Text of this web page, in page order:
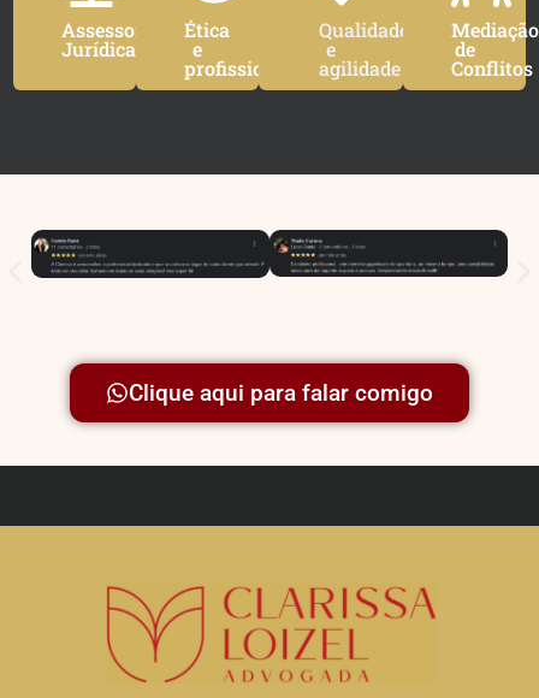
Assessoria
Jurídica
Ética
e
profissionalismo
Qualidade
e
agilidade
Mediação
de
Conflitos
Clique aqui para falar comigo